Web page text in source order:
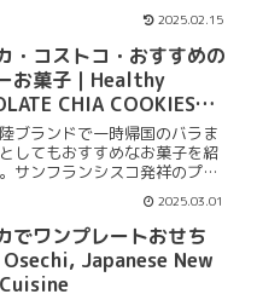
役に立てる情報を発信したいと
ログを立ち上げました。
2025.02.15
・コストコ・おすすめの
お菓子｜Healthy
CHIA COOKIES
available at
ブランドで一時帰国のバラま
してもおすすめなお菓子を紹
サンフランシスコ発祥のプラ
ス（植物由来）かつグルテンフ
麦粉不使用）で、日本人の口に
な甘さの健康的なプロテイ
ーです。
2025.03.01
でワンプレートおせち
Japanese New